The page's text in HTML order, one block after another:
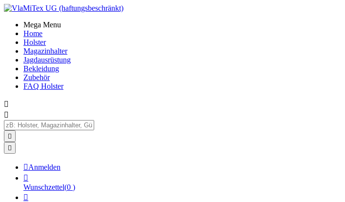
Mega Menu
Home
Holster
Magazinhalter
Jagdausrüstung
Bekleidung
Zubehör
FAQ Holster




Anmelden

Wunschzettel(0 )
